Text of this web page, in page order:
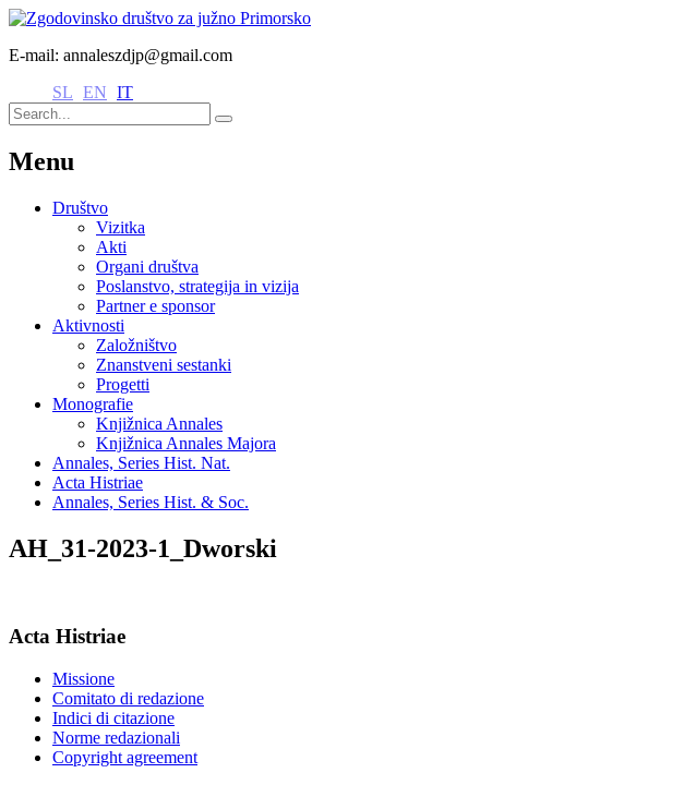
E-mail: annaleszdjp@gmail.com
SL EN IT
Menu
Društvo
Vizitka
Akti
Organi društva
Poslanstvo, strategija in vizija
Partner e sponsor
Aktivnosti
Založništvo
Znanstveni sestanki
Progetti
Monografie
Knjižnica Annales
Knjižnica Annales Majora
Annales, Series Hist. Nat.
Acta Histriae
Annales, Series Hist. & Soc.
AH_31-2023-1_Dworski
Acta Histriae
Missione
Comitato di redazione
Indici di citazione
Norme redazionali
Copyright agreement